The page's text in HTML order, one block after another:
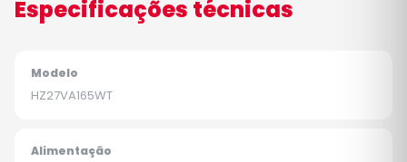
Especificações técnicas
Modelo
HZ27VA165WT
Alimentação